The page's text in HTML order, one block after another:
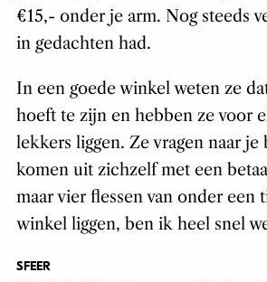
€15,- onder je arm. Nog steeds
in gedachten had.
In een goede winkel weten ze
hoeft te zijn en hebben ze voor
lekkers liggen. Ze vragen naar je
komen uit zichzelf met een
maar vier flessen van onder een
winkel liggen, ben ik heel snel
SFEER